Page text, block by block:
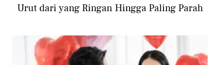
Urut dari yang Ringan Hingga Paling Parah